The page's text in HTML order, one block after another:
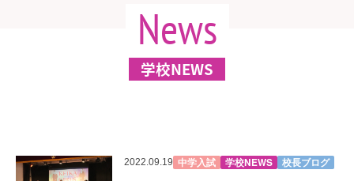
News
学校NEWS
2022.09.19 中学入試 学校NEWS 校長ブログ